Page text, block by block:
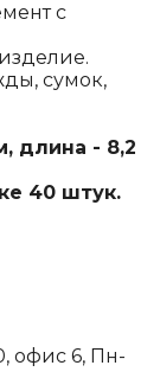
с
сумок,
длина - 8,2
40 штук.
офис 6, Пн-